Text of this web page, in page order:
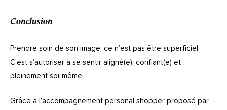
Conclusion
Prendre soin de son image, ce n’est pas être superficiel.
C’est s’autoriser à se sentir aligné(e), confiant(e) et
pleinement soi-même.
Grâce à l’accompagnement personal shopper proposé par